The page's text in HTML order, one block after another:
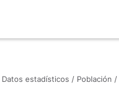
Datos estadísticos / Población /